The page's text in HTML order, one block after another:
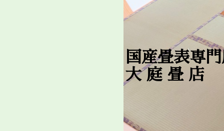
国産畳表専
大 庭 畳 店